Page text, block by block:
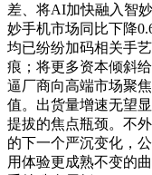
差、将AI加快融入智
妙手机市场同比下降
均已纷纷加码相关手
痕；将更多资本倾斜
逼厂商向高端市场聚
值。出货量增速无望
提拔的焦点瓶颈。不
的下一个严沉变化，
用体验更成熟不变的